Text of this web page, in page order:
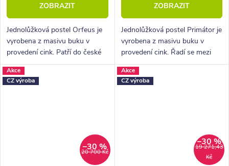
ZOBRAZIT
Jednolůžková postel Orfeus je
vyrobena z masivu buku v
provedení cink. Patří do české
výroby nábytkové řady
HappyBed. U postele Orfeus je
hlavní výhodou variabilita
ZOBRAZIT
Jednolůžková postel Primátor je
vyrobena z masivu buku v
provedení cink. Řadí se mezi
kvalitní české výrobky
nábytkové řady HappyBed. U
postele Primátor oceníte
Akce
CZ výroba
20 700 Kč
–30 %
Akce
CZ výroba
19 271,43
Kč
–30 %